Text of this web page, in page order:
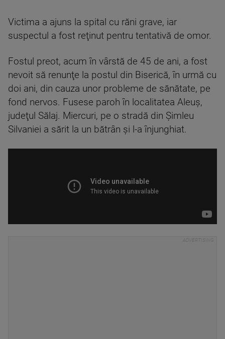
Victima a ajuns la spital cu răni grave, iar
suspectul a fost reţinut pentru tentativă de omor.
Fostul preot, acum în vârstă de 45 de ani, a fost
nevoit să renunţe la postul din Biserică, în urmă cu
doi ani, din cauza unor probleme de sănătate, pe
fond nervos. Fusese paroh în localitatea Aleuș,
judeţul Sălaj. Miercuri, pe o stradă din Şimleu
Silvaniei a sărit la un bătrân şi l-a înjunghiat.